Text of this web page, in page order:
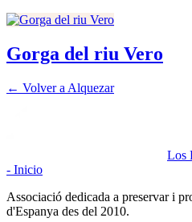
Gorga del riu Vero
← Volver a Alquezar
Los
- Inicio
Associació dedicada a preservar i
d'Espanya des del 2010.